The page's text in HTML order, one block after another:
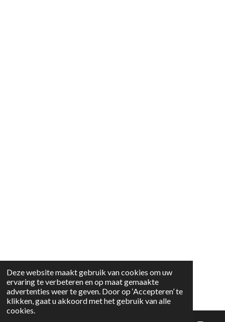
Deze website maakt gebruik van cookies om uw
ervaring te verbeteren en op maat gemaakte
advertenties weer te geven. Door op ‘Accepteren’ te
klikken, gaat u akkoord met het gebruik van alle
cookies.